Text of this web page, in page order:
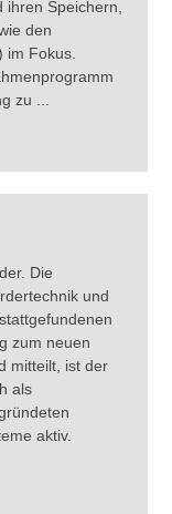
Speichern,
den
Fokus.
zu ...
Die
und
zum neuen
mitteilt, ist der
als
aktiv.